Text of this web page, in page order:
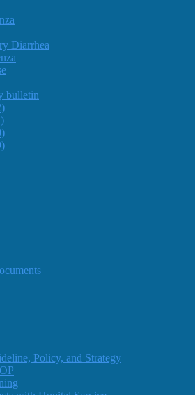
Diarrhea
bulletin
Policy, and Strategy